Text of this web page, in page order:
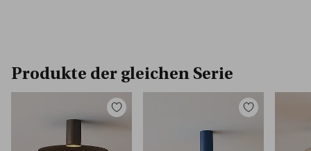
Produkte der gleichen Serie
Zu
Zu